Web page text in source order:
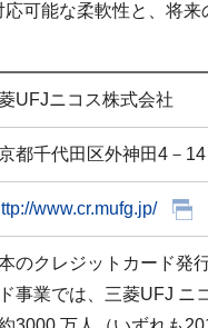
可能な柔軟性と、将
UFJニコス株式会社
都千代田区外神田4－
www.cr.mufg.jp/
のクレジットカード発
事業では、三菱UFJ ニ